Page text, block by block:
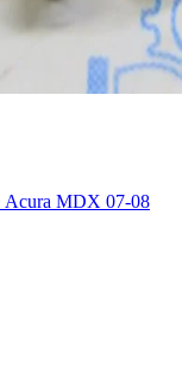
Acura MDX 07-08